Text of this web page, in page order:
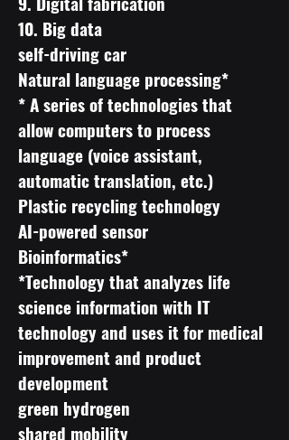
10. Big data
self-driving car
Natural language processing*
* A series of technologies that
allow computers to process
language (voice assistant,
automatic translation, etc.)
Plastic recycling technology
AI-powered sensor
Bioinformatics*
*Technology that analyzes life
science information with IT
technology and uses it for medical
improvement and product
development
green hydrogen
shared mobility